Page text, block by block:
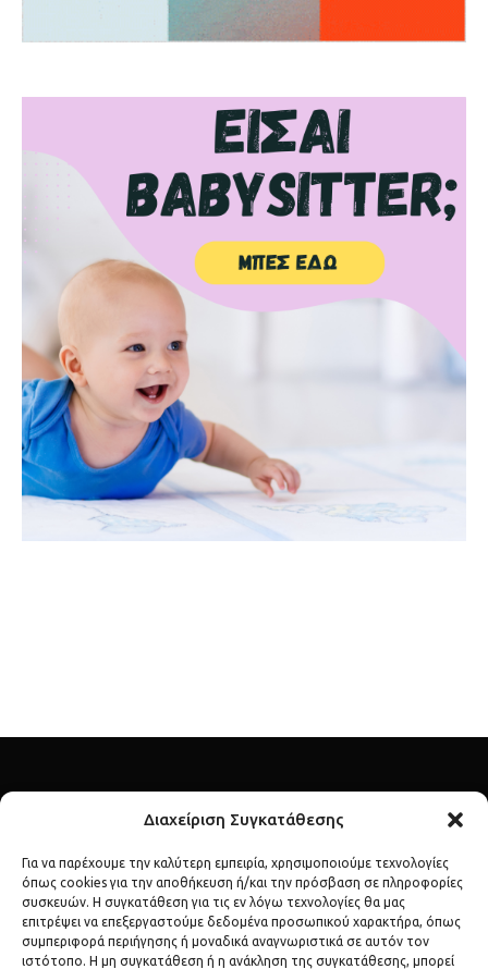
Διαχείριση Συγκατάθεσης
Για να παρέχουμε την καλύτερη εμπειρία, χρησιμοποιούμε τεχνολογίες
όπως cookies για την αποθήκευση ή/και την πρόσβαση σε πληροφορίες
συσκευών. Η συγκατάθεση για τις εν λόγω τεχνολογίες θα μας
επιτρέψει να επεξεργαστούμε δεδομένα προσωπικού χαρακτήρα, όπως
συμπεριφορά περιήγησης ή μοναδικά αναγνωριστικά σε αυτόν τον
ιστότοπο. Η μη συγκατάθεση ή η ανάκληση της συγκατάθεσης, μπορεί
Ανακάλυψε τον λαμπερό κόσμο των διασήμων μέσα από το
celebs.gr – το απόλυτο σημείο αναφοράς για lifestyle, μόδα,
gossip και αποκλειστικές αποκαλύψεις.